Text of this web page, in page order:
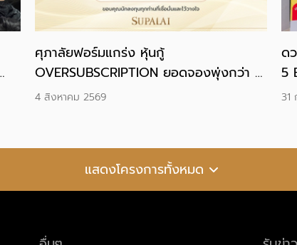
ศุภาลัยฟอร์มแกร่ง หุ้นกู้
OVERSUBSCRIPTION ยอดจองพุ่งกว่า 2
เท่า ปิดดีลด้วยต้นทุนทางการเงินต่ำสุดของ
4 สิงหาคม 2569
ด
5
31
แสดงโครงการทั้งหมด